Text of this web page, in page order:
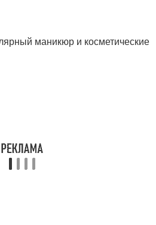
маникюр и косметические